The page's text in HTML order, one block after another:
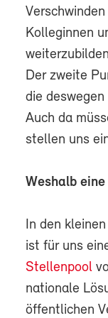
Kolleginnen
Der zweite
die
Auch da
stellen uns
Weshalb
In den
ist für uns
Stellenpool
nationale
öffentlichen